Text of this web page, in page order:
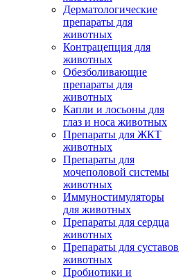
Дерматологические
препараты для
животных
Контрацепция для
животных
Обезболивающие
препараты для
животных
Капли и лосьоны для
глаз и носа животных
Препараты для ЖКТ
животных
Препараты для
мочеполовой системы
животных
Иммуностимуляторы
для животных
Препараты для сердца
животных
Препараты для суставов
животных
Пробиотики и